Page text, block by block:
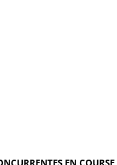
EN COURSE